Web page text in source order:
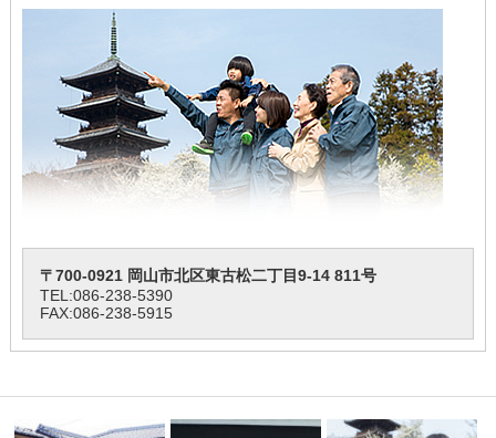
〒700-0921 岡山市北区東古松二丁目9-14 811号
TEL:086-238-5390
FAX:086-238-5915